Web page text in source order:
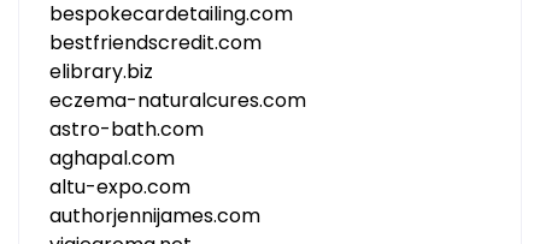
bespokecardetailing.com
bestfriendscredit.com
elibrary.biz
eczema-naturalcures.com
astro-bath.com
aghapal.com
altu-expo.com
authorjennijames.com